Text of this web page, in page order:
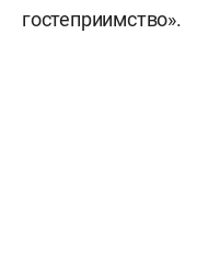
гостеприимство».